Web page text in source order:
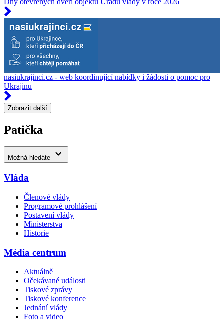
nasiukrajinci.cz - web koordinující nabídky i žádosti o pomoc pro
Ukrajinu
Zobrazit další
Patička
Možná hledáte
Vláda
Členové vlády
Programové prohlášení
Postavení vlády
Ministerstva
Historie
Média centrum
Aktuálně
Očekávané události
Tiskové zprávy
Tiskové konference
Jednání vlády
Foto a video